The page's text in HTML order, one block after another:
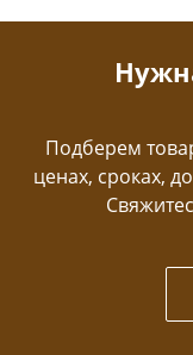
Подберем
ценах, сроках,